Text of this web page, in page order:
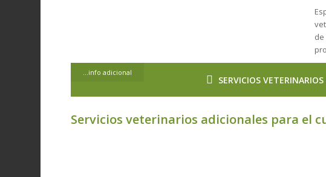
...info adicional
SERVICIOS
Servicios veterinarios adicionales para el